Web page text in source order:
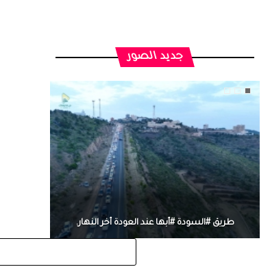
جديد الصور
طريق #السودة #أبها عند العودة أخر النهار.